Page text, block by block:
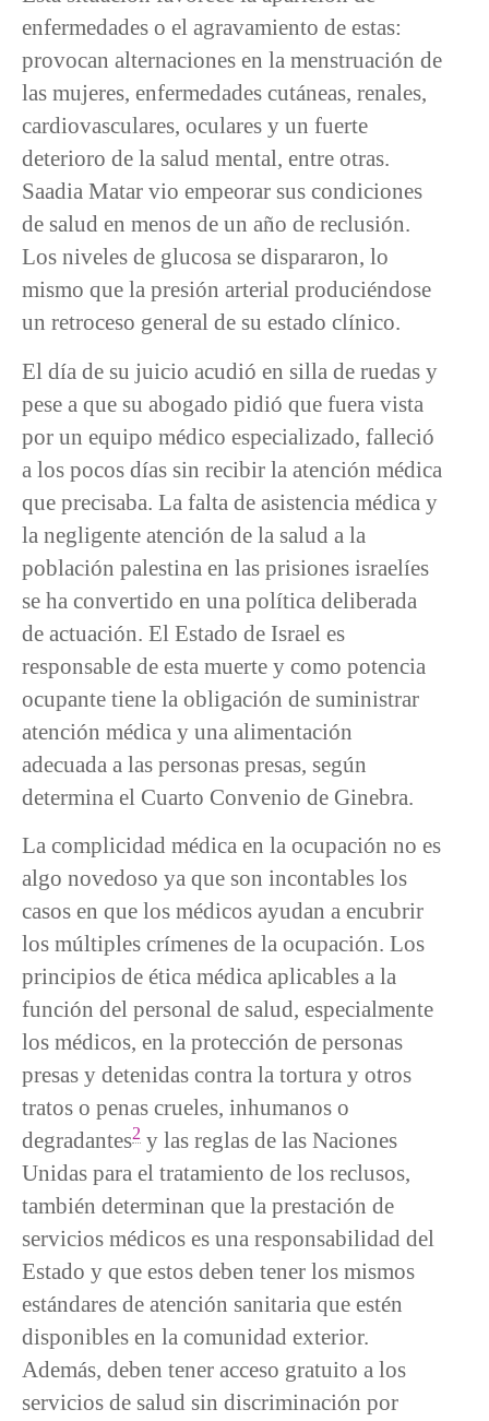
enfermedades o el agravamiento de estas:
provocan alternaciones en la menstruación de
las mujeres, enfermedades cutáneas, renales,
cardiovasculares, oculares y un fuerte
deterioro de la salud mental, entre otras.
Saadia Matar vio empeorar sus condiciones
de salud en menos de un año de reclusión.
Los niveles de glucosa se dispararon, lo
mismo que la presión arterial produciéndose
un retroceso general de su estado clínico.
El día de su juicio acudió en silla de ruedas y
pese a que su abogado pidió que fuera vista
por un equipo médico especializado, falleció
a los pocos días sin recibir la atención médica
que precisaba. La falta de asistencia médica y
la negligente atención de la salud a la
población palestina en las prisiones israelíes
se ha convertido en una política deliberada
de actuación. El Estado de Israel es
responsable de esta muerte y como potencia
ocupante tiene la obligación de suministrar
atención médica y una alimentación
adecuada a las personas presas, según
determina el Cuarto Convenio de Ginebra.
La complicidad médica en la ocupación no es
algo novedoso ya que son incontables los
casos en que los médicos ayudan a encubrir
los múltiples crímenes de la ocupación. Los
principios de ética médica aplicables a la
función del personal de salud, especialmente
los médicos, en la protección de personas
presas y detenidas contra la tortura y otros
tratos o penas crueles, inhumanos o
degradantes2 y las reglas de las Naciones
Unidas para el tratamiento de los reclusos,
también determinan que la prestación de
servicios médicos es una responsabilidad del
Estado y que estos deben tener los mismos
estándares de atención sanitaria que estén
disponibles en la comunidad exterior.
Además, deben tener acceso gratuito a los
servicios de salud sin discriminación por